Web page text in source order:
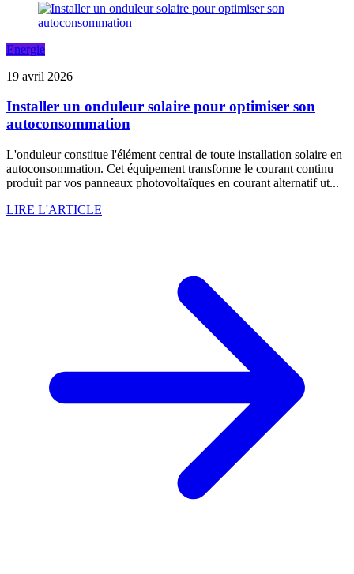
Energie
19 avril 2026
Installer un onduleur solaire pour optimiser son
autoconsommation
L'onduleur constitue l'élément central de toute installation solaire en
autoconsommation. Cet équipement transforme le courant continu
produit par vos panneaux photovoltaïques en courant alternatif ut...
LIRE L'ARTICLE